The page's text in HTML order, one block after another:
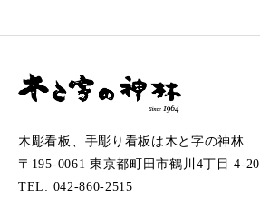
木彫看板、手彫り看板は木と字の神林
〒195-0061 東京都町田市鶴川4丁目 4-20
TEL: 042-860-2515